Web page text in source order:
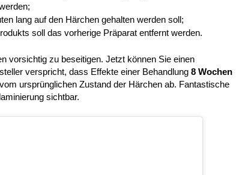
lang auf den Härchen gehalten werden soll;
soll das vorherige Präparat entfernt werden.
vorsichtig zu beseitigen. Jetzt können Sie einen
verspricht, dass Effekte einer Behandlung 8 Wochen
ursprünglichen Zustand der Härchen ab. Fantastische
sichtbar.